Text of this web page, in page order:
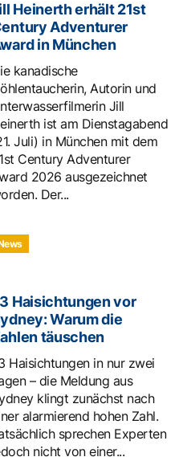
Heinerth erhält 21st
Adventurer
in München
kanadische
Autorin und
Jill
ist am Dienstagabend
Juli) in München mit dem
Century Adventurer
2026 ausgezeichnet
Der...
Haisichtungen vor
Warum die
täuschen
Haisichtungen in nur zwei
– die Meldung aus
klingt zunächst nach
alarmierend hohen Zahl.
sprechen Experten
nicht von einer...